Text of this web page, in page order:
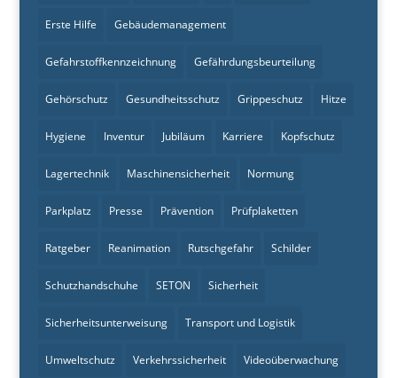
Erste Hilfe Gebäudemanagement
Gefahrstoffkennzeichnung Gefährdungsbeurteilung
Gehörschutz Gesundheitsschutz Grippeschutz Hitze
Hygiene Inventur Jubiläum Karriere Kopfschutz
Lagertechnik Maschinensicherheit Normung
Parkplatz Presse Prävention Prüfplaketten
Ratgeber Reanimation Rutschgefahr Schilder
Schutzhandschuhe SETON Sicherheit
Sicherheitsunterweisung Transport und Logistik
Umweltschutz Verkehrssicherheit Videoüberwachung